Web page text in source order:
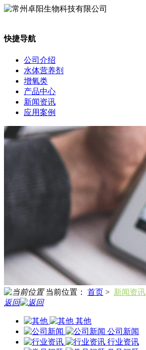
快捷导航
公司介绍
水体营养剂
增氧类
产品中心
新闻资讯
应用案例
当前位置： 首页 > 新闻资讯
返回
其他
公司新闻
行业资讯